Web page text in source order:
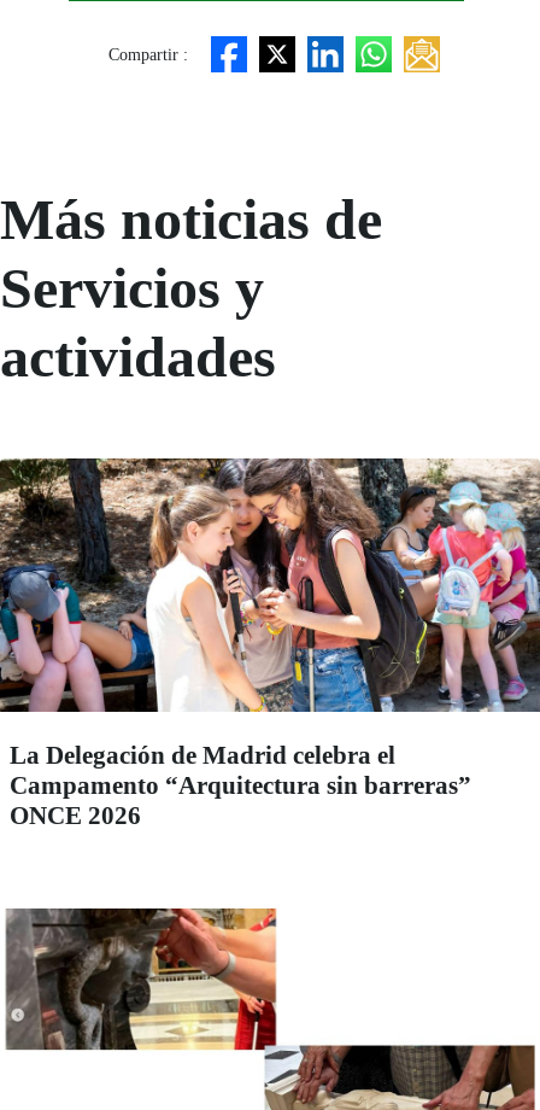
Compartir :
Más noticias de
Servicios y
actividades
La Delegación de Madrid celebra el
Campamento “Arquitectura sin barreras”
ONCE 2026